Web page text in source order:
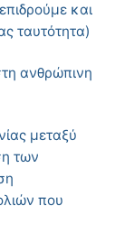
και
ταυτότητα)
ανθρώπινη
μεταξύ
των
που